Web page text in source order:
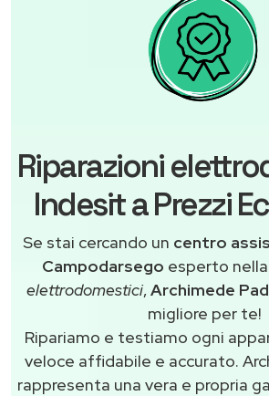
Riparazioni
Indesit a Prezzi
Se stai cercando un centro
Campodarsego esperto nella
elettrodomestici,Archimede
migliore per te!
Ripariamo e testiamo ogni
veloce affidabile e accurato.
rappresenta una vera e propria